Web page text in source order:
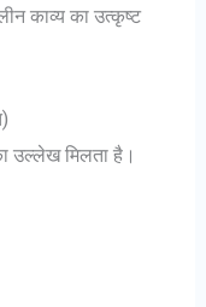
काव्य का उत्कृष्ट
उल्लेख मिलता है।